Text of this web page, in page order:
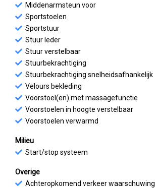
Middenarmsteun voor
Sportstoelen
Sportstuur
Stuur leder
Stuur verstelbaar
Stuurbekrachtiging
Stuurbekrachtiging snelheidsafhankelijk
Velours bekleding
Voorstoel(en) met massagefunctie
Voorstoelen in hoogte verstelbaar
Voorstoelen verwarmd
Milieu
Start/stop systeem
Overige
Achteropkomend verkeer waarschuwing